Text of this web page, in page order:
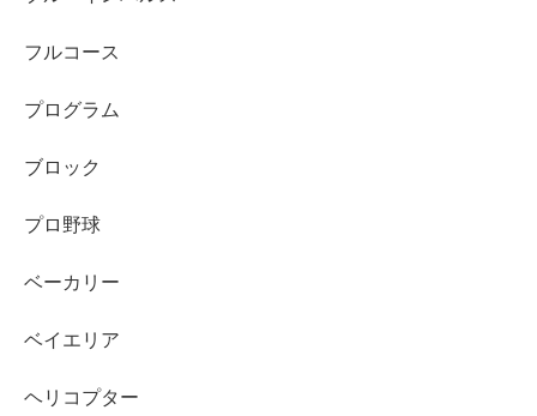
フルコース
プログラム
ブロック
プロ野球
ベーカリー
ベイエリア
ヘリコプター